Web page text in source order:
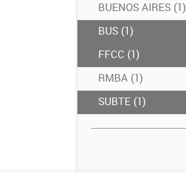
BUENOS AIRES (1)
BUS (1)
FFCC (1)
RMBA (1)
SUBTE (1)